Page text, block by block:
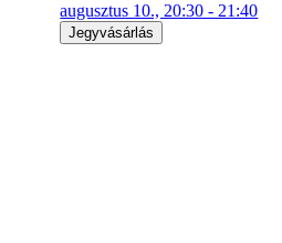
augusztus 10., 20:30 - 21:40
Jegyvásárlás